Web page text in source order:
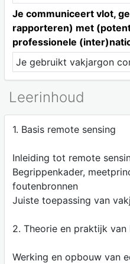
Je communiceert vlot,
rapporteren) met
professionele
Je gebruikt vakjargon
Leerinhoud
1. Basis remote sensing
Inleiding tot remote
Begrippenkader,
foutenbronnen
Juiste toepassing van
2. Theorie en praktijk van
Werking en opbouw van